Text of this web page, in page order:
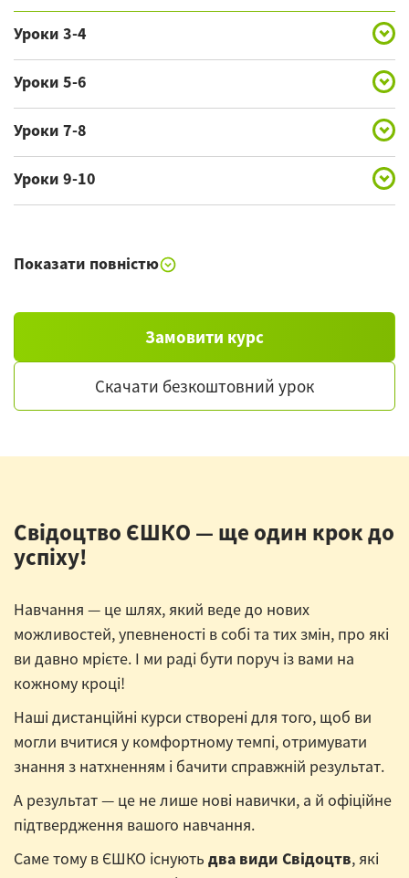
Уроки 3-4
пори року, питання «Котра година?»
Граматика:
кольори (прикметники), множинне і подвійне число
дієслів, присвійні займенники (продовження),
присвійна іменна конструкція – ідафа, відмінювання
Уроки 5-6
повсякденного вживання.
Граматика:
майбутній час, класи дієслів, числівники від 100 до
числі, масдар, дійсний і умовний спосіб, збірні
іменники та імена місця.
Уроки 7-8
оренда квартири, обмін грошей, похід на
ринок і в магазин.
множинна нерегулярна кількість іменників, усічений
Уроки 9-10
порівняння прикметників, подвоєні дієслова,
дієслів у минулому часі.
Показати повністю
Замовити курс
Скачати безкоштовний урок
Свідоцтво ЄШКО — ще один крок до
успіху!
Навчання — це шлях, який веде до нових
можливостей, упевненості в собі та тих змін, про які
ви давно мрієте. І ми раді бути поруч із вами на
кожному кроці!
Наші дистанційні курси створені для того, щоб ви
могли вчитися у комфортному темпі, отримувати
знання з натхненням і бачити справжній результат.
А результат — це не лише нові навички, а й офіційне
підтвердження вашого навчання.
Саме тому в ЄШКО існують два види Свідоцтв, які